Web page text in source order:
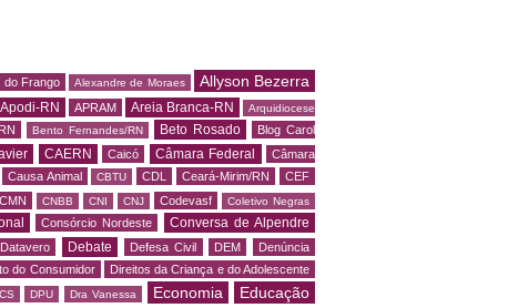
do Frango Alexandre de Moraes
Allyson Bezerra
Apodi-RN APRAM Areia Branca-RN
Arquidiocese
Bento Fernandes/RN Beto Rosado
Blog Carol
CAERN Caicó Câmara Federal
Câmara
Causa Animal CBTU CDL Ceará-Mirim/RN CEF
CMN CNBB CNI CNJ Codevasf Coletivo Negras
Consórcio Nordeste Conversa de Alpendre
Datavero Debate Defesa Civil DEM Denúncia
do Consumidor Direitos da Criança e do Adolescente
DPU Dra Vanessa Economia Educação